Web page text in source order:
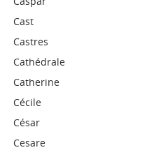
Cast
Castres
Cathédrale
Catherine
Cécile
César
Cesare